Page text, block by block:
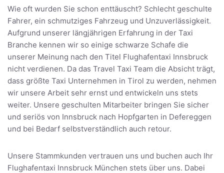
Wie oft wurden Sie schon enttäuscht? Schlecht geschulte
Fahrer, ein schmutziges Fahrzeug und Unzuverlässigkeit.
Aufgrund unserer längjährigen Erfahrung in der Taxi
Branche kennen wir so einige schwarze Schafe die
unserer Meinung nach den Titel Flughafentaxi Innsbruck
nicht verdienen. Da das Travel Taxi Team die Absicht trägt,
dass größte Taxi Unternehmen in Tirol zu werden, nehmen
wir unsere Arbeit sehr ernst und entwickeln uns stets
weiter. Unsere geschulten Mitarbeiter bringen Sie sicher
und seriös von Innsbruck nach Hopfgarten in Defereggen
und bei Bedarf selbstverständlich auch retour.
Unsere Stammkunden vertrauen uns und buchen auch Ihr
Flughafentaxi Innsbruck München stets über uns. Dabei